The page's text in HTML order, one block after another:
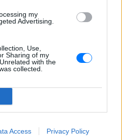
my
Advertising.
Use,
Sharing of my
with the
collected.
Access Privacy Policy